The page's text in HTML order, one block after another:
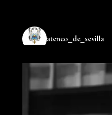
ateneo_de_sevilla